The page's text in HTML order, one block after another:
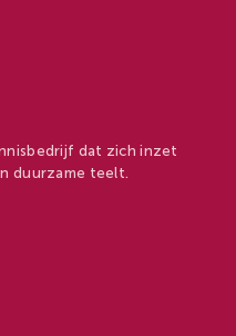
dat zich inzet
duurzame teelt.